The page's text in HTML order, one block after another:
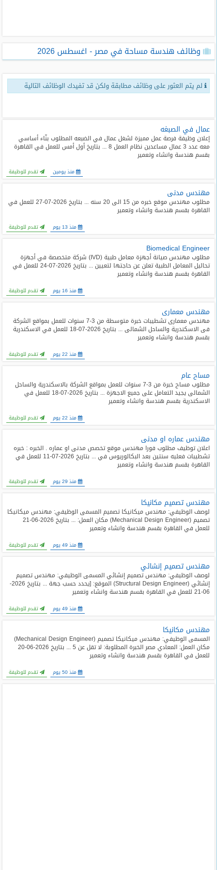
تصفح
الوظائف
وظائف
اليوم
السعودية
اليوم
وظائف
مصر
وظائف
حكومية
وظائف هندسة مساحة في مصر - اغسطس 2026
لم يتم العثور على وظائف مطابقة ولكن قد تفيدك الوظائف التالية
عمال في الصبغه
إعلان وظيفة فرصة عمل مميزة لشغل عمال في الضبعه المطلوب بنّاء أساسي
معه عدد 3 عمال مساعدين نظام العمل 8 ... بتاريخ أول أمس للعمل في القاهرة
بقسم هندسة وانشاء وتعمير
منذ يومين تقدم للوظيفة
مهندس مدنى
مطلوب مهندس موقع خبره من 15 الى 20 سنه ... بتاريخ 2026-07-27 للعمل في
القاهرة بقسم هندسة وانشاء وتعمير
منذ 13 يوم تقدم للوظيفة
Biomedical Engineer
مطلوب مهندس صيانة أجهزة معامل طبية (IVD) شركة متخصصة في أجهزة
تحاليل المعامل الطبية تعلن عن حاجتها لتعيين ... بتاريخ 2026-07-24 للعمل في
القاهرة بقسم هندسة وانشاء وتعمير
منذ 16 يوم تقدم للوظيفة
مهندس معمارى
مهندس معمارى تشطيبات خبرة متوسطة من 3-7 سنوات للعمل بمواقع الشركة
فى الاسكندرية والساحل الشمالى ... بتاريخ 2026-07-18 للعمل في الاسكندرية
بقسم هندسة وانشاء وتعمير
منذ 22 يوم تقدم للوظيفة
مساح عام
مطلوب مساح خبرة من 3-7 سنوات للعمل بمواقع الشركة بالاسكندرية والساحل
الشمالى يجيد التعامل على جميع الاجهزة ... بتاريخ 2026-07-18 للعمل في
الاسكندرية بقسم هندسة وانشاء وتعمير
منذ 22 يوم تقدم للوظيفة
مهندس عماره او مدنى
اعلان توظيف مطلوب فورا مهندس موقع تخصص مدنى او عماره . الخبره : خبره
تشطيبات فعليه سنتين بعد البكالوريوس في ... بتاريخ 2026-07-11 للعمل في
القاهرة بقسم هندسة وانشاء وتعمير
منذ 29 يوم تقدم للوظيفة
مهندس تصميم مكانيكا
لوصف الوظيفي: مهندس ميكانيكا تصميم المسمى الوظيفي: مهندس ميكانيكا
تصميم (Mechanical Design Engineer) مكان العمل: ... بتاريخ 2026-06-21
للعمل في القاهرة بقسم هندسة وانشاء وتعمير
منذ 49 يوم تقدم للوظيفة
مهندس تصميم إنشائي
لوصف الوظيفي: مهندس تصميم إنشائي المسمى الوظيفي: مهندس تصميم
إنشائي (Structural Design Engineer) الموقع: [يحدد حسب جهة ... بتاريخ 2026-
06-21 للعمل في القاهرة بقسم هندسة وانشاء وتعمير
منذ 49 يوم تقدم للوظيفة
مهندس مكانيكا
المسمى الوظيفي: مهندس ميكانيكا تصميم (Mechanical Design Engineer)
مكان العمل: المعادي مصر الخبرة المطلوبة: لا تقل عن 5 ... بتاريخ 2026-06-20
للعمل في القاهرة بقسم هندسة وانشاء وتعمير
منذ 50 يوم تقدم للوظيفة